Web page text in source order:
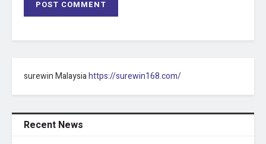
surewin Malaysiahttps://surewin168.com/
Recent News